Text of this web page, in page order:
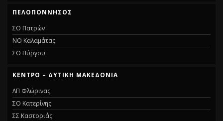
ΠΕΛΟΠΌΝΝΗΣΟΣ
ΣΟ Πατρών
ΝΟ Καλαμάτας
ΣΟ Πύργου
ΚΈΝΤΡΟ – ΔΥΤΙΚΉ ΜΑΚΕΔΟΝΊΑ
ΛΠ Φλώρινας
ΣΟ Κατερίνης
ΣΣ Καστοριάς